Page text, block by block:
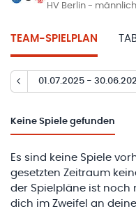
HV Berlin -
TEAM-SPIELPLAN
01.07.2025 -
Keine Spiele gefunden
Es sind keine Spiele
gesetzten Zeitraum
der Spielpläne ist noch
dich im Zweifel an